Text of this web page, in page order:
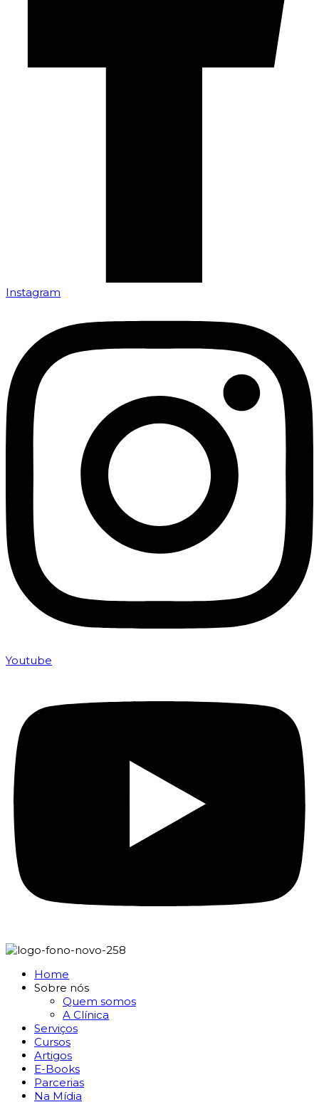
Instagram
Youtube
Home
Sobre nós
Quem somos
A Clínica
Serviços
Cursos
Artigos
E-Books
Parcerias
Na Mídia